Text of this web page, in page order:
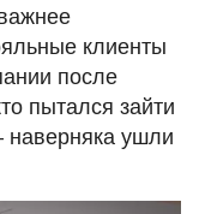
клиенты
после
пытался зайти
наверняка ушли